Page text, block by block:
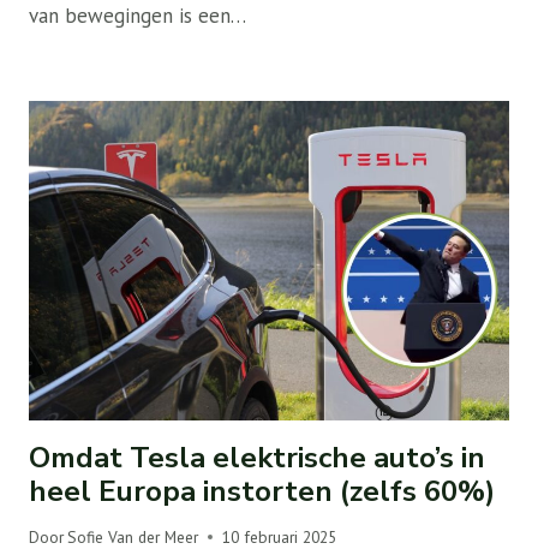
van bewegingen is een…
Omdat Tesla elektrische auto’s in
heel Europa instorten (zelfs 60%)
DoorSofie Van der Meer 10 februari 2025